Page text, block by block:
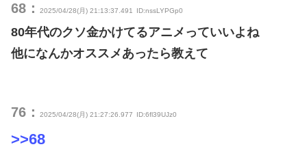
68： 2025/04/28(月) 21:13:37.491 ID:nssLYPGp0
80年代のクソ金かけてるアニメっていいよね
他になんかオススメあったら教えて
76： 2025/04/28(月) 21:27:26.977 ID:6fl39UJz0
>>68